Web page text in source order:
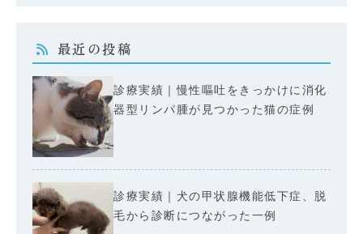
最近の投稿
診療実績｜慢性嘔吐をきっかけに消化
器型リンパ腫が見つかった猫の症例
診療実績｜犬の甲状腺機能低下症、脱
毛から診断につながった一例